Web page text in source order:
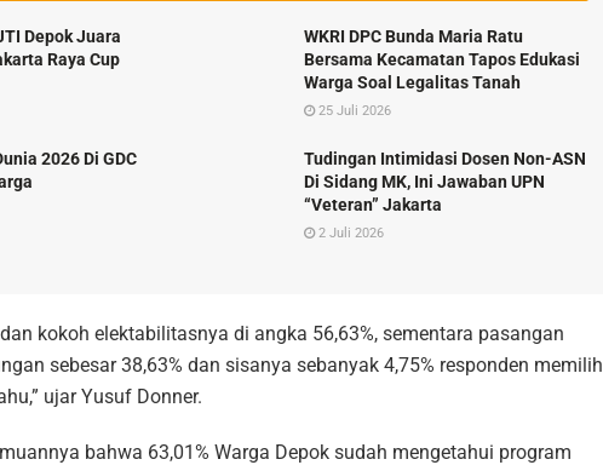
Depok Juara
Raya Cup
WKRI DPC Bunda Maria Ratu
Bersama Kecamatan Tapos Edukasi
Warga Soal Legalitas Tanah
25 Juli 2026
2026 Di GDC
Tudingan Intimidasi Dosen Non-ASN
Di Sidang MK, Ini Jawaban UPN
“Veteran” Jakarta
2 Juli 2026
kokoh elektabilitasnya di angka 56,63%, sementara pasangan
sebesar 38,63% dan sisanya sebanyak 4,75% responden memilih
ujar Yusuf Donner.
bahwa 63,01% Warga Depok sudah mengetahui program